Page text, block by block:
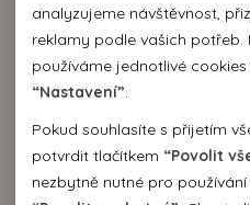
Dovolená 2026
Dovolená Španělsko 2026
Dovolená Bulharsko 2026
Dovolená Řecko 2026
analyzujeme návštěvnost,
reklamy podle vašich potřeb.
používáme jednotlivé
“Nastavení”.
Pokud souhlasíte s přijetím
potvrdit tlačítkem “Povolit
nezbytně nutné pro
použitelná tak, že umožní
stránky a přístup k
Webová stránka nemůže
cookies.
Analytické cookies
Pomocí analytických cookies